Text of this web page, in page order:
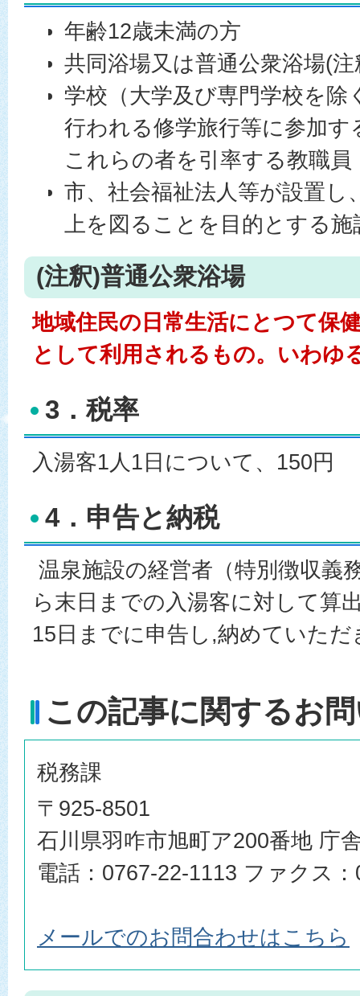
年齢12歳未満の方
共同浴場又は普通公衆浴場(
学校（大学及び専門学校を除
行われる修学旅行等に参加す
これらの者を引率する教職員
市、社会福祉法人等が設置し
上を図ることを目的とする
(注釈)普通公衆浴場
地域住民の日常生活にとつて保
として利用されるもの。いわゆ
3．税率
入湯客1人1日について、150円
4．申告と納税
温泉施設の経営者（特別徴収義
ら末日までの入湯客に対して算
15日までに申告し,納めていただ
この記事に関するお
税務課
〒925-8501
石川県羽咋市旭町ア200番地 庁
電話：0767-22-1113 ファクス
メールでのお問合わせはこちら